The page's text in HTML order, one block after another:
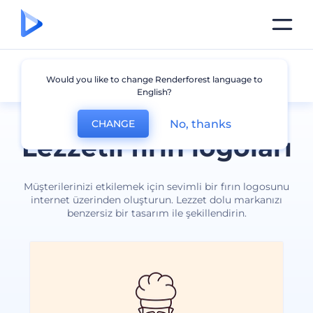
Lezzetli fırın logoları
Müşterilerinizi etkilemek için sevimli bir fırın logosunu
internet üzerinden oluşturun. Lezzet dolu markanızı
benzersiz bir tasarım ile şekillendirin.
Fırın
Would you like to change Renderforest language to
English?
CHANGE No, thanks